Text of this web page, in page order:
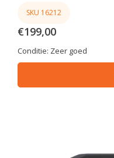
SKU 16212
€199,00
Conditie: Zeer goed